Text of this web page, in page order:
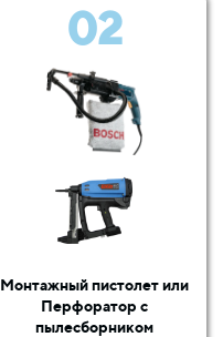
02
Монтажный пистолет или
Перфоратор с
пылесборником